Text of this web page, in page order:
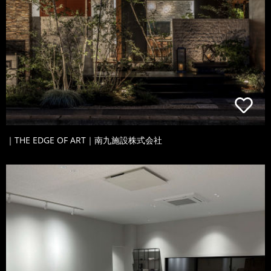
｜THE EDGE OF ART｜南九施設株式会社